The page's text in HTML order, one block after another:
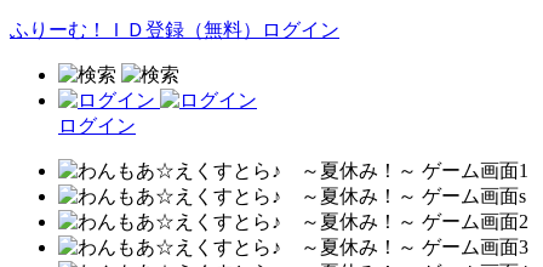
ふりーむ！ＩＤ登録（無料） ログイン
ログイン